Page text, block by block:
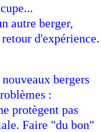
autre berger,
d'expérience.
bergers
:
protègent pas
Faire "du bon"